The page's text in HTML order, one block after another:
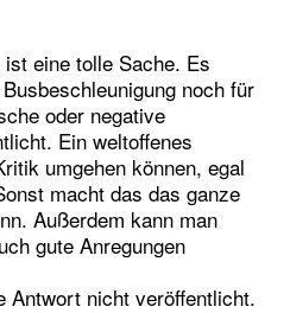
eine tolle Sache. Es
noch für
oder negative
Ein weltoffenes
umgehen können, egal
macht das das ganze
Außerdem kann man
gute Anregungen
Antwort nicht veröffentlicht.